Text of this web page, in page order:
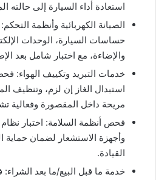
استعادة أداء السيارة إلى حالته
الصيانة الكهربائية وأنظمة
حساسات السيارة، الوحدات
والإضاءة، مع اختبار شامل بعد
خدمات التبريد وتكييف الهواء:
استبدال الغاز إن لزم، وتنظيف
مريحة داخل المقصورة وفعالية
وأجهزة الاستشعار لضمان حماية
القيادة.
خدمة ما قبل البيع/ما بعد